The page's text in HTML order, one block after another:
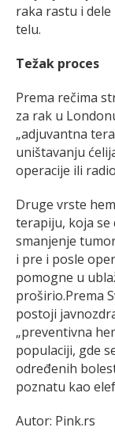
raka rastu i
telu.
Težak proces
Prema rečima
za rak u
„adjuvantna
uništavanju
operacije ili
Druge vrste
terapiju, koja se
smanjenje
i pre i posle
pomogne u
proširio.Prema
postoji
„preventivna
populaciji, gde
određenih
poznatu kao
Autor: Pink.rs